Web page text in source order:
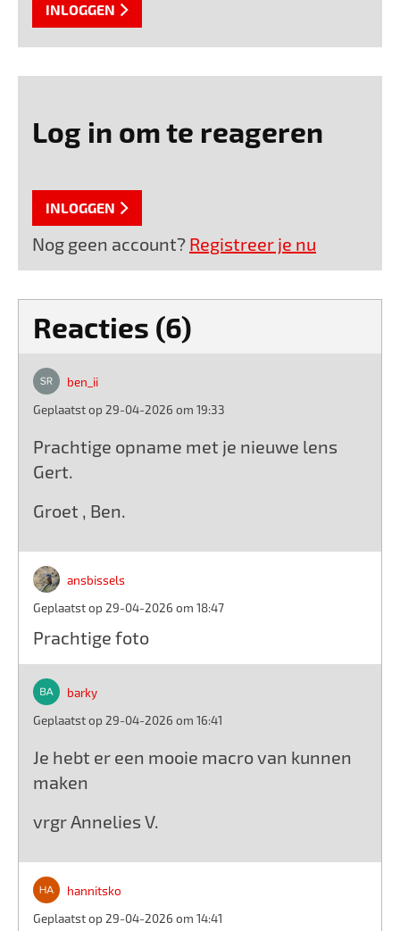
INLOGGEN
Log in om te reageren
INLOGGEN
Nog geen account? Registreer je nu
Reacties (6)
ben_ii
Geplaatst op 29-04-2026 om 19:33
Prachtige opname met je nieuwe lens
Gert.
Groet , Ben.
ansbissels
Geplaatst op 29-04-2026 om 18:47
Prachtige foto
barky
Geplaatst op 29-04-2026 om 16:41
Je hebt er een mooie macro van kunnen
maken
vrgr Annelies V.
hannitsko
Geplaatst op 29-04-2026 om 14:41